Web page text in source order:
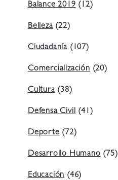
Balance 2019 (12)
Belleza(22)
Ciudadanía (107)
Comercialización (20)
Cultura(38)
Defensa Civil (41)
Deporte (72)
Desarrollo Humano (75)
Educación (46)